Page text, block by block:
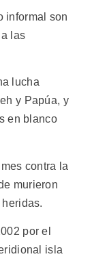
informal son
las
lucha
y Papúa, y
en blanco
contra la
murieron
por el
isla